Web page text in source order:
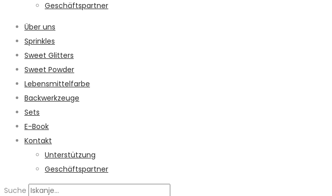
Geschäftspartner
Über uns
Sprinkles
Sweet Glitters
Sweet Powder
Lebensmittelfarbe
Backwerkzeuge
Sets
E-Book
Kontakt
Unterstützung
Geschäftspartner
Suche